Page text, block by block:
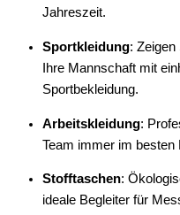
Jahreszeit.
Sportkleidung: Zeigen
Ihre Mannschaft mit
Sportbekleidung.
Arbeitskleidung:
Team immer im besten
Stofftaschen:
ideale Begleiter für